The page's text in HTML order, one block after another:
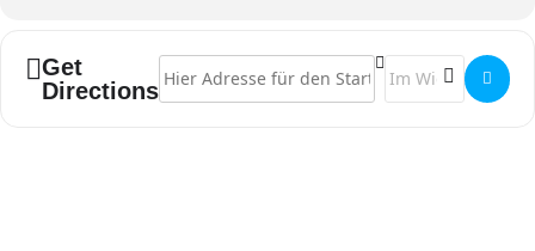
Get
Directions
Address - Eulentreff 60+ [] Destination